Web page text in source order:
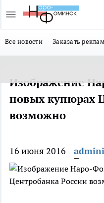
Все новости Заказать
Изображение
новых купюрах
возможно
16 июня 2016